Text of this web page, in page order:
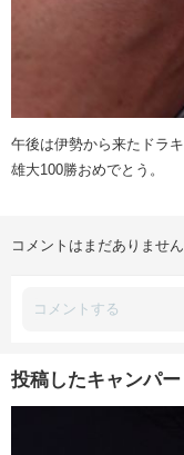
午後は伊勢から来たドラ
雄大100勝おめでとう。
コメントはまだありません
投稿したキャンパー